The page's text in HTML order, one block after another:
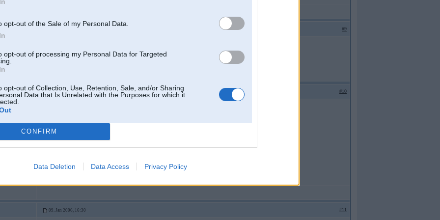
opt-out of the Sale of my Personal Data.
opt-out of processing my Personal Data for Targeted
opt-out of Collection, Use, Retention, Sale, and/or Sharing
Data that Is Unrelated with the Purposes for which it
CONFIRM
Data Deletion Data Access Privacy Policy
#9
X-drive G11
09. Jan 2006, 16:30 #10
-----------------
Braukt ir priex.
Tikai R6, S54B32 + 2JZ-GE
09. Jan 2006, 16:30 #11